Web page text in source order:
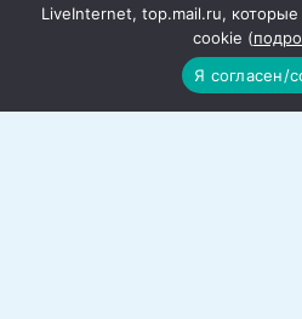
LiveInternet, top.mail.ru,
cookie (
Я согласен/